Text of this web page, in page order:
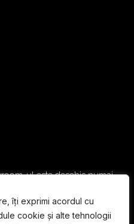
îți exprimi acordul cu
cookie și alte tehnologii
ul este deschis numai